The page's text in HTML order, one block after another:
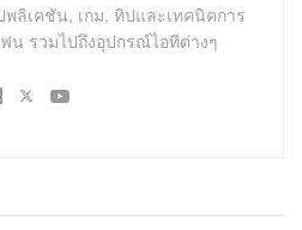
พลิเคชัน, เกม, ทิปและเทคนิคการ
น รวมไปถึงอุปกรณ์ไอทีต่างๆ